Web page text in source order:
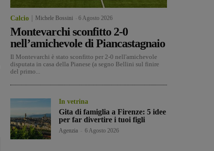
Calcio Michele Bossini 6 Agosto 2026
Montevarchi sconfitto 2-0
nell’amichevole di Piancastagnaio
Il Montevarchi è stato sconfitto per 2-0 nell'amichevole
disputata in casa della Pianese (a segno Bellini sul finire
del primo...
In vetrina
Gita di famiglia a Firenze: 5 idee
per far divertire i tuoi figli
Agenzia 6 Agosto 2026